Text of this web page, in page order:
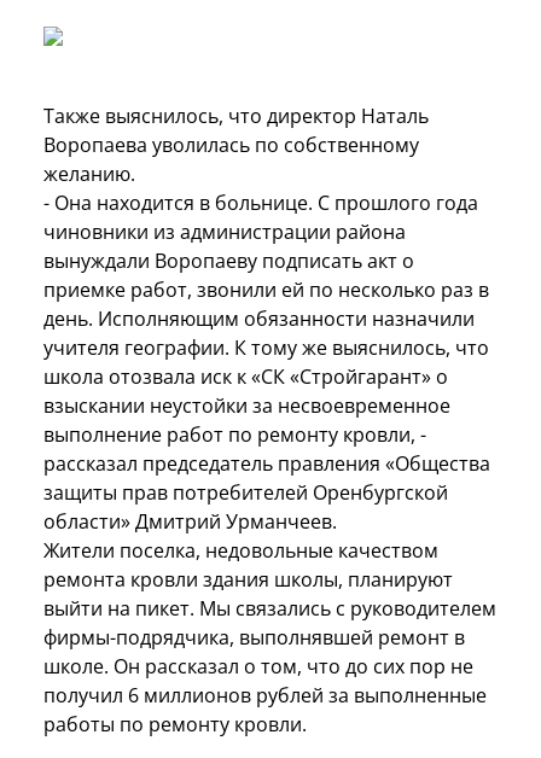
Также выяснилось, что директор Наталь
Воропаева уволилась по собственному
желанию.
- Она находится в больнице. С прошлого года
чиновники из администрации района
вынуждали Воропаеву подписать акт о
приемке работ, звонили ей по несколько раз в
день. Исполняющим обязанности назначили
учителя географии. К тому же выяснилось, что
школа отозвала иск к «СК «Стройгарант» о
взыскании неустойки за несвоевременное
выполнение работ по ремонту кровли, -
рассказал председатель правления «Общества
защиты прав потребителей Оренбургской
области» Дмитрий Урманчеев.
Жители поселка, недовольные качеством
ремонта кровли здания школы, планируют
выйти на пикет. Мы связались с руководителем
фирмы-подрядчика, выполнявшей ремонт в
школе. Он рассказал о том, что до сих пор не
получил 6 миллионов рублей за выполненные
работы по ремонту кровли.